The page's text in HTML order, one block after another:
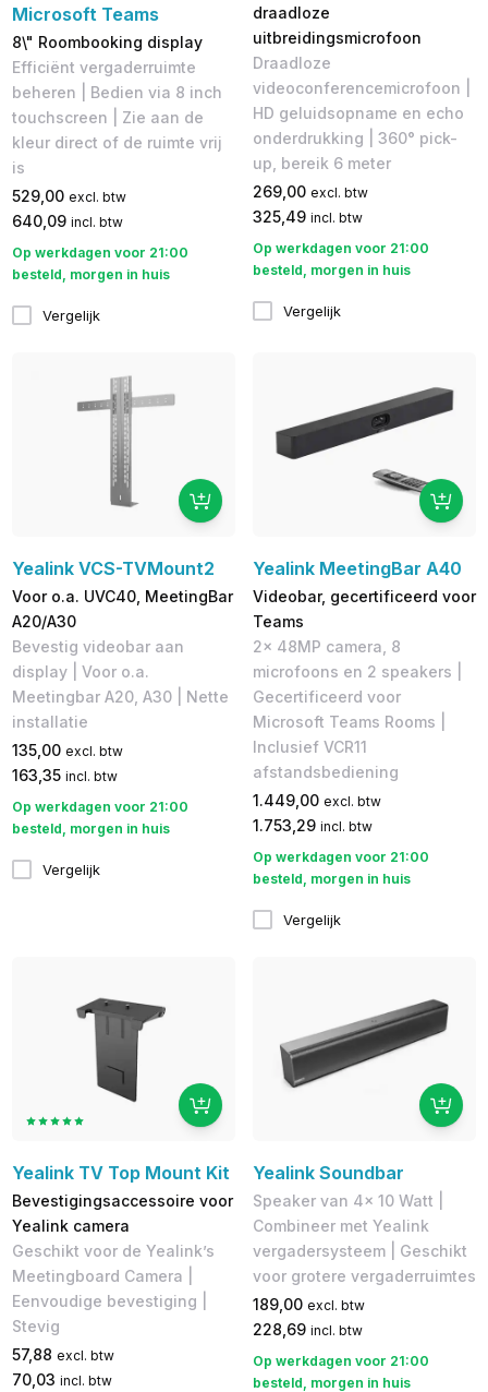
Microsoft Teams
8\" Roombooking display
Efficiënt vergaderruimte
beheren | Bedien via 8 inch
touchscreen | Zie aan de
kleur direct of de ruimte vrij
is
529,00 excl. btw
640,09 incl. btw
Op werkdagen voor 21:00
besteld, morgen in huis
Vergelijk
draadloze
uitbreidingsmicrofoon
Draadloze
videoconferencemicrofoon |
HD geluidsopname en echo
onderdrukking | 360° pick-
up, bereik 6 meter
269,00 excl. btw
325,49 incl. btw
Op werkdagen voor 21:00
besteld, morgen in huis
Vergelijk
Yealink VCS-TVMount2
Voor o.a. UVC40, MeetingBar
A20/A30
Bevestig videobar aan
display | Voor o.a.
Meetingbar A20, A30 | Nette
installatie
135,00 excl. btw
163,35 incl. btw
Op werkdagen voor 21:00
besteld, morgen in huis
Vergelijk
Yealink MeetingBar A40
Videobar, gecertificeerd voor
Teams
2x 48MP camera, 8
microfoons en 2 speakers |
Gecertificeerd voor
Microsoft Teams Rooms |
Inclusief VCR11
afstandsbediening
1.449,00 excl. btw
1.753,29 incl. btw
Op werkdagen voor 21:00
besteld, morgen in huis
Vergelijk
Yealink TV Top Mount Kit
Bevestigingsaccessoire voor
Yealink camera
Geschikt voor de Yealink’s
Meetingboard Camera |
Eenvoudige bevestiging |
Stevig
57,88 excl. btw
70,03 incl. btw
Yealink Soundbar
Speaker van 4x 10 Watt |
Combineer met Yealink
vergadersysteem | Geschikt
voor grotere vergaderruimtes
189,00 excl. btw
228,69 incl. btw
Op werkdagen voor 21:00
besteld, morgen in huis